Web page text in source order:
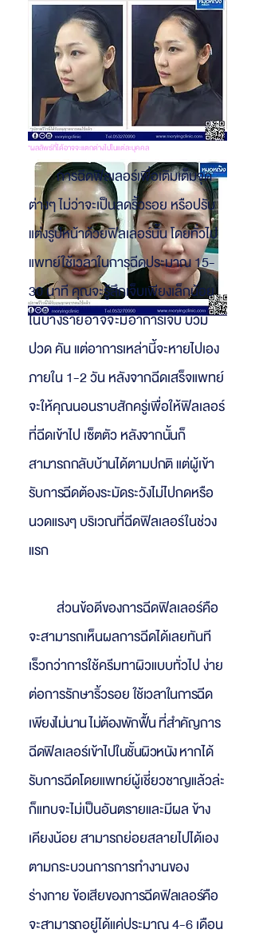
การฉีดฟิลเลอร์เพื่อเติมเต็มจุด
ต่างๆ ไม่ว่าจะเป็นลดริ้วรอย หรือปรับ
แต่งรูปหน้าด้วยฟิลเลอร์นั้น โดยทั่วไป
แพทย์ใช้เวลาในการฉีดประมาณ 15-
30 นาที คุณจะรู้สึกเจ็บเพียงเล็กน้อย
ในบางรายอาจจะมีอาการเจ็บ บวม
ปวด คัน แต่อาการเหล่านี้จะหายไปเอง
ภายใน 1-2 วัน หลังจากฉีดเสร็จแพทย์
จะให้คุณนอนราบสักครู่เพื่อให้ฟิลเลอร์
ที่ฉีดเข้าไป เซ็ตตัวหลังจากนั้นก็
สามารถกลับบ้านได้ตามปกติแต่ผู้เข้า
รับการฉีดต้องระมัดระวังไม่ไปกดหรือ
นวดแรงๆ บริเวณที่ฉีดฟิลเลอร์ในช่วง
แรก
ส่วนข้อดีของการฉีดฟิลเลอร์คือ
จะสามารถเห็นผลการฉีดได้เลยทันที
เร็วกว่าการใช้ครีมทาผิวแบบทั่วไป ง่าย
ต่อการรักษาริ้วรอยใช้เวลาในการฉีด
เพียงไม่นาน ไม่ต้องพักฟื้น ที่สำคัญการ
ฉีดฟิลเลอร์เข้าไปในชั้นผิวหนังหากได้
รับการฉีดโดยแพทย์ผู้เชี่ยวชาญแล้วล่ะ
ก็แทบจะไม่เป็นอันตรายและมีผล ข้าง
เคียงน้อย สามารถย่อยสลายไปได้เอง
ตามกระบวนการการทำงานของ
ร่างกายข้อเสียของการฉีดฟิลเลอร์คือ
จะสามารถอยู่ได้แค่ประมาณ 4-6 เดือน
*ผลลัพธ์ที่ได้อาจจะแตกต่างไปในแต่ละบุคคล